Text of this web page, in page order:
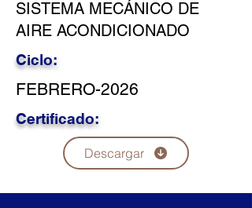
SISTEMA MECÁNICO DE
AIRE ACONDICIONADO
Ciclo:
FEBRERO-2026
Certificado:
Descargar